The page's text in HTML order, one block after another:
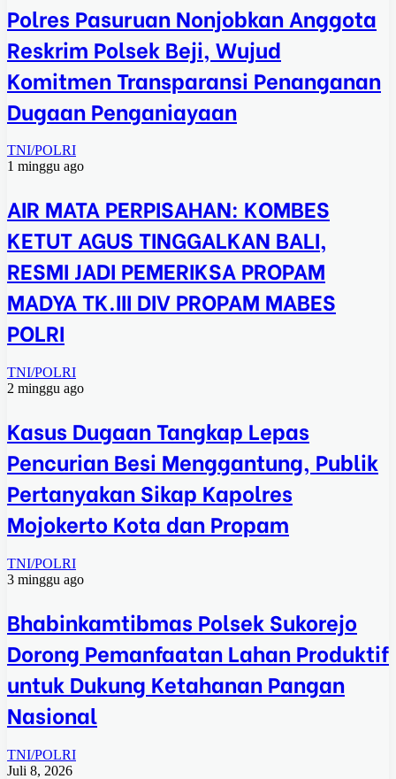
Polres Pasuruan Nonjobkan Anggota
Reskrim Polsek Beji, Wujud
Komitmen Transparansi Penanganan
Dugaan Penganiayaan
TNI/POLRI
1 minggu ago
AIR MATA PERPISAHAN: KOMBES
KETUT AGUS TINGGALKAN BALI,
RESMI JADI PEMERIKSA PROPAM
MADYA TK.III DIV PROPAM MABES
POLRI
TNI/POLRI
2 minggu ago
Kasus Dugaan Tangkap Lepas
Pencurian Besi Menggantung, Publik
Pertanyakan Sikap Kapolres
Mojokerto Kota dan Propam
TNI/POLRI
3 minggu ago
Bhabinkamtibmas Polsek Sukorejo
Dorong Pemanfaatan Lahan Produktif
untuk Dukung Ketahanan Pangan
Nasional
TNI/POLRI
Juli 8, 2026